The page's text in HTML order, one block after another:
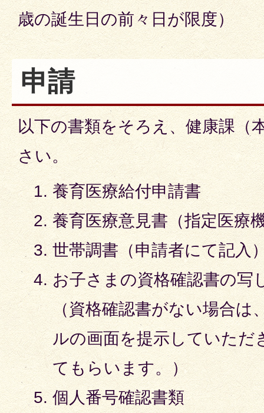
歳の誕生日の前々日が限度）
申請
以下の書類をそろえ、健康課（
さい。
養育医療給付申請書
養育医療意見書（指定医療
世帯調書（申請者にて記入
お子さまの資格確認書の写
（資格確認書がない場合は
ルの画面を提示していただ
てもらいます。）
個人番号確認書類